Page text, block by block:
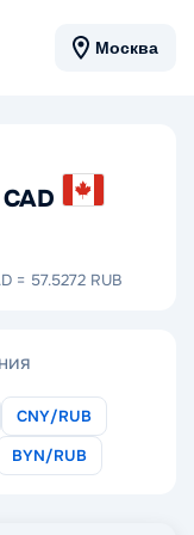
Москва
= 57.5272 RUB
CNY/RUB
BYN/RUB